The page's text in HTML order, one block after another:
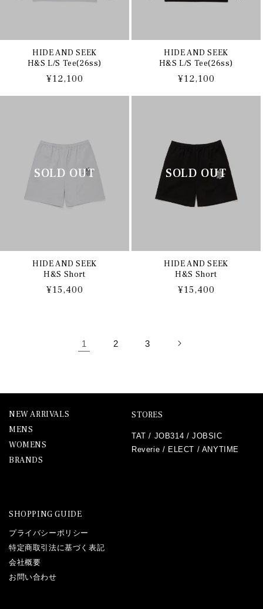
HIDE AND SEEK
H&S L/S Tee(26ss)
通
常
¥12,100
HIDE AND SEEK
H&S L/S Tee(26ss)
通
常
¥12,100
HIDE AND SEEK
H&S Short
通
¥15,400
HIDE AND SEEK
H&S Short
通
¥15,400
1 2 3
NEW ARRIVALS
MENS
WOMENS
BRANDS
STORES
TAT / JOB314 /JOBSIC
Reverie / ELECT / ANYTIME
SHOPPING GUIDE
プライバシーポリシー
特定商取引法に基づく表記
会社概要
お問い合わせ